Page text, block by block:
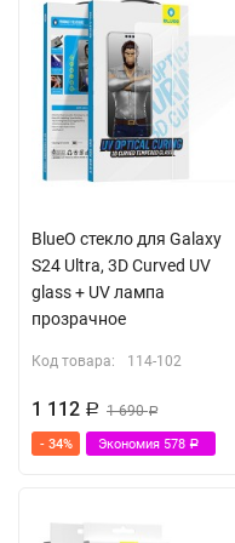
BlueO стекло для Galaxy
S24 Ultra, 3D Curved UV
glass + UV лампа
прозрачное
Код товара: 114-102
1 112 Р 1 690Р
- 34% Экономия 578 Р